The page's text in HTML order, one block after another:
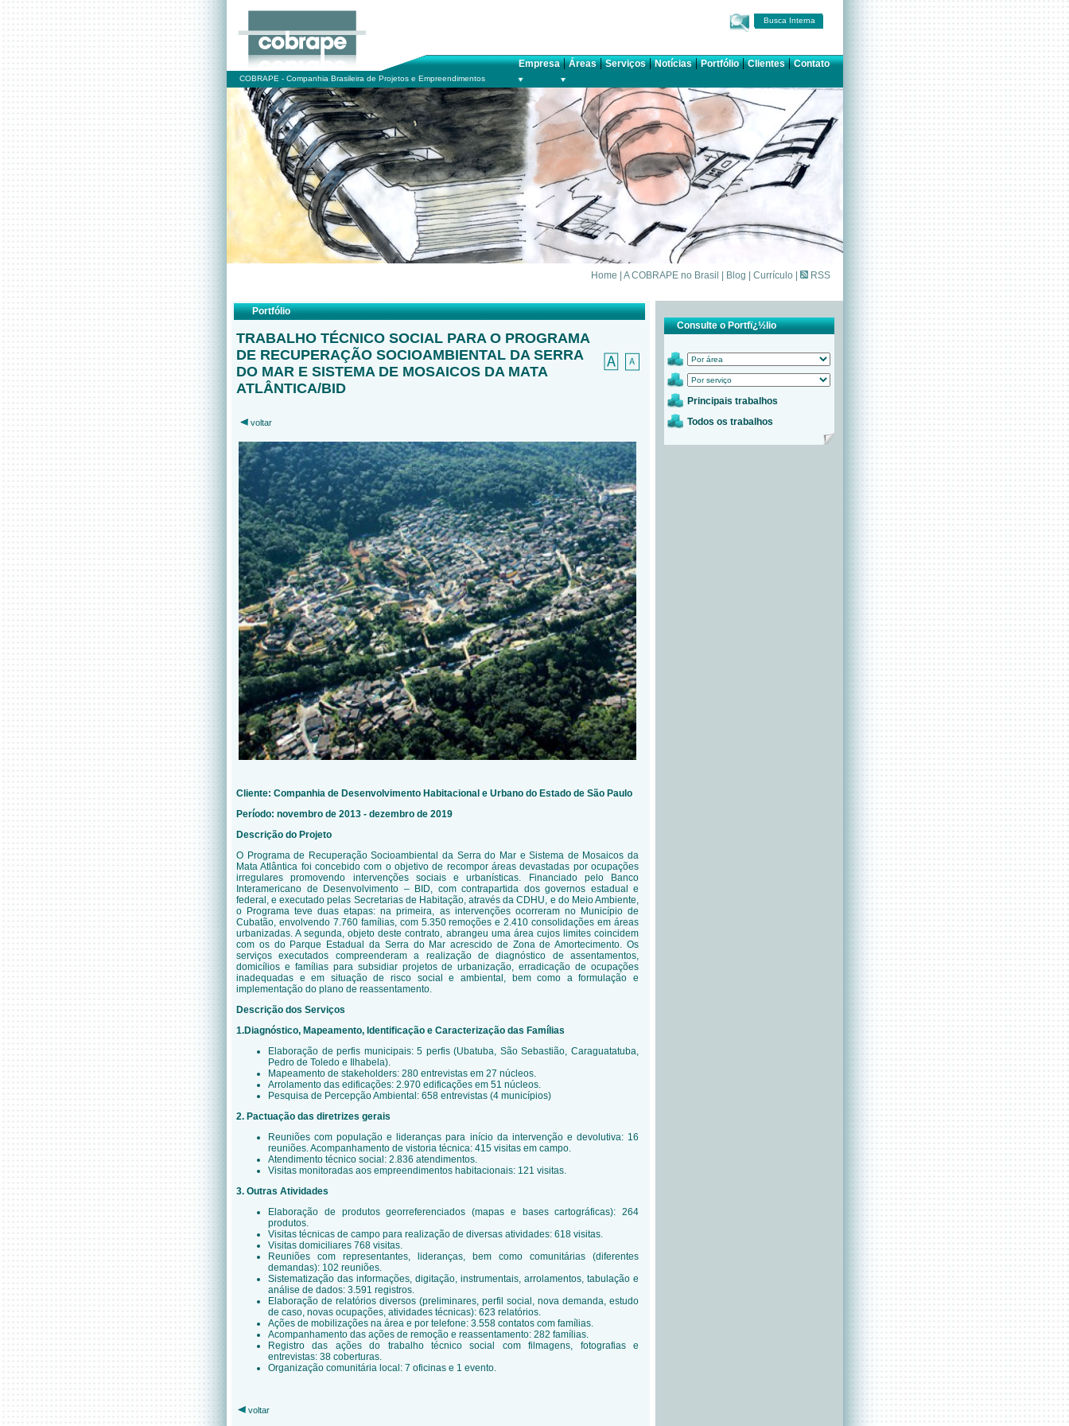
Busca Interna
Empresa|Áreas|Serviços|Notícias|Portfólio|Clientes|Contato
COBRAPE - Companhia Brasileira de Projetos e Empreendimentos
Home A COBRAPE no Brasil Blog Currículo RSS
Portfólio
TRABALHO TÉCNICO SOCIAL PARA O PROGRAMA
DE RECUPERAÇÃO SOCIOAMBIENTAL DA SERRA
DO MAR E SISTEMA DE MOSAICOS DA MATA
ATLÂNTICA/BID
voltar
Cliente: Companhia de Desenvolvimento Habitacional e Urbano do Estado de São Paulo
Período: novembro de 2013 - dezembro de 2019
Descrição do Projeto
O Programa de Recuperação Socioambiental da Serra do Mar e Sistema de Mosaicos da
Mata Atlântica foi concebido com o objetivo de recompor áreas devastadas por ocupações
irregulares promovendo intervenções sociais e urbanísticas. Financiado pelo
Banco
Interamericano de Desenvolvimento – BID, com contrapartida dos governos estadual e
federal, e executado pelas Secretarias de Habitação, através da CDHU, e do Meio Ambiente,
o Programa teve duas etapas: na primeira, as intervenções ocorreram no Município de
Cubatão, envolvendo 7.760 famílias, com 5.350 remoções e 2.410 consolidações em áreas
urbanizadas. A segunda, objeto deste contrato, abrangeu uma área cujos limites coincidem
com os do Parque Estadual da Serra do Mar acrescido de Zona de Amortecimento. Os
serviços executados compreenderam a realização dediagnóstico de assentamentos,
domicílios e famílias para subsidiar projetos de urbanização, erradicação de ocupações
inadequadas e em situação de risco social e ambiental, bem como a formulação e
implementação do plano de reassentamento.
Descrição dos Serviços
1.Diagnóstico, Mapeamento, Identificação e Caracterização das Famílias
Elaboração de perfis municipais: 5 perfis (Ubatuba, São Sebastião, Caraguatatuba,
Pedro de Toledo e Ilhabela).
Mapeamento de stakeholders: 280 entrevistas em 27 núcleos.
Arrolamento das edificações: 2.970 edificações em 51 núcleos.
Pesquisa de Percepção Ambiental: 658 entrevistas (4 municípios)
2. Pactuação das diretrizes gerais
Reuniões com população e lideranças para início da intervenção e devolutiva: 16
reuniões. Acompanhamento de vistoria técnica: 415 visitas em campo.
Atendimento técnico social: 2.836 atendimentos.
Visitas monitoradas aos empreendimentos habitacionais: 121 visitas.
3. Outras Atividades
Elaboração de produtos georreferenciados (mapas e bases cartográficas): 264
produtos.
Visitas técnicas de campo para realização de diversas atividades: 618 visitas.
Visitas domiciliares 768 visitas.
Reuniões com representantes, lideranças, bem como comunitárias (diferentes
demandas): 102 reuniões.
Sistematização das informações, digitação, instrumentais, arrolamentos, tabulação e
análise de dados: 3.591 registros.
Elaboração de relatórios diversos (preliminares, perfil social, nova demanda, estudo
de caso, novas ocupações, atividades técnicas): 623 relatórios.
Ações de mobilizações na área e por telefone: 3.558 contatos com famílias.
Acompanhamento das ações de remoção e reassentamento: 282 famílias.
Registro das ações do trabalho técnico social com filmagens, fotografias e
entrevistas: 38 coberturas.
Organização comunitária local: 7 oficinas e 1 evento.
voltar
Consulte o Portfï¿½lio
Principais trabalhos
Todos os trabalhos